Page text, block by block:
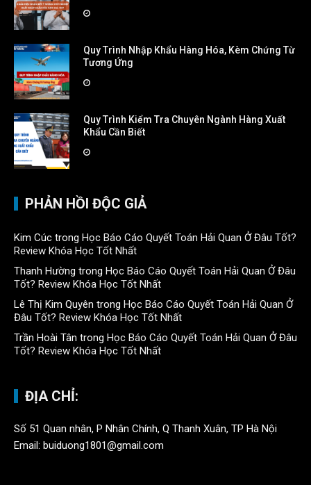
Quy Trình Nhập Khẩu Hàng Hóa, Kèm Chứng Từ
Tương Ứng
Quy Trình Kiểm Tra Chuyên Ngành Hàng Xuất
Khẩu Cần Biết
PHẢN HỒI ĐỘC GIẢ
Kim Cúc trong Học Báo Cáo Quyết Toán Hải Quan Ở Đâu Tốt?
Review Khóa Học Tốt Nhất
Thanh Hường trong Học Báo Cáo Quyết Toán Hải Quan Ở Đâu
Tốt? Review Khóa Học Tốt Nhất
Lê Thị Kim Quyên trong Học Báo Cáo Quyết Toán Hải Quan Ở
Đâu Tốt? Review Khóa Học Tốt Nhất
Trần Hoài Tân trong Học Báo Cáo Quyết Toán Hải Quan Ở Đâu
Tốt? Review Khóa Học Tốt Nhất
ĐỊA CHỈ:
Số 51 Quan nhân, P Nhân Chính, Q Thanh Xuân, TP Hà Nội
Email: buiduong1801@gmail.com